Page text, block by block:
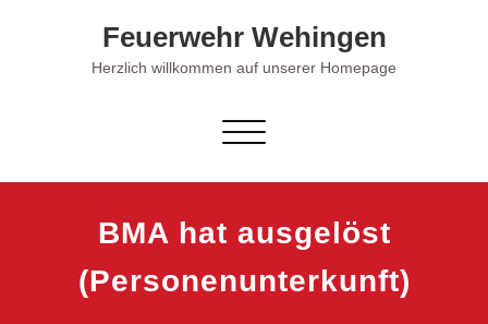
Feuerwehr Wehingen
Herzlich willkommen auf unserer Homepage
Schalte Navigation
BMA hat ausgelöst
(Personenunterkunft)